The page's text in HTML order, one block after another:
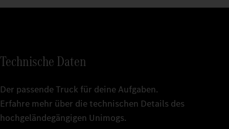
Technische Daten
Der passende Truck für deine Aufgaben.
Erfahre mehr über die technischen Details des
hochgeländegängigen Unimogs.